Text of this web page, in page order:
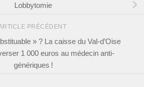
Lobbytomie
PRÉCÉDENT
» ? La caisse du Val-d’Oise
1 000 euros au médecin anti-
génériques !